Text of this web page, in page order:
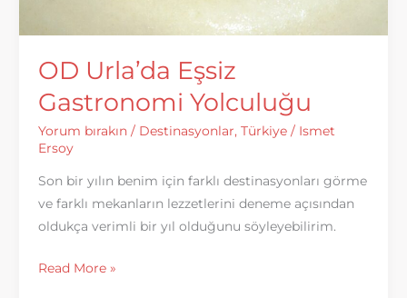
OD Urla’da Eşsiz
Gastronomi Yolculuğu
Yorum bırakın / Destinasyonlar, Türkiye/ Ismet
Ersoy
Son bir yılın benim için farklı destinasyonları görme
ve farklı mekanların lezzetlerini deneme açısından
oldukça verimli bir yıl olduğunu söyleyebilirim.
OD
Read More »